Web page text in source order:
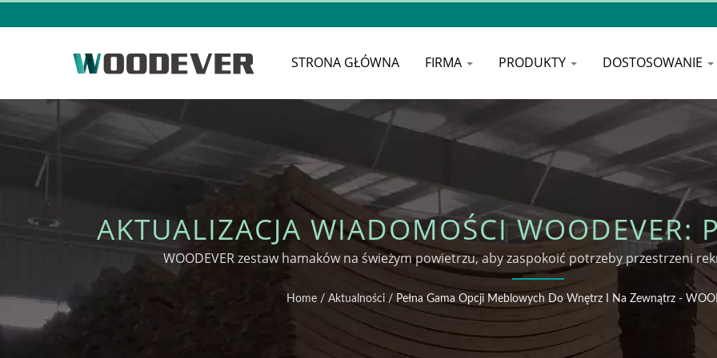
STRONA GŁÓWNA FIRMA PRODUKTY DOSTOSOWANIE
AKTUALIZACJA WIADOMOŚCI WOODEVER:
MEBLOWYCH DO WNĘTRZ I NA
HAMAK
WOODEVER zestaw hamaków na świeżym powietrzu, aby zaspokoić potrzeby przestrzeni
Home / Aktualności / Pełna Gama Opcji Meblowych Do Wnętrz I Na Zewnątrz -